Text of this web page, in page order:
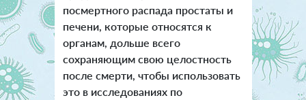
посмертного распада простаты и
печени, которые относятся к
органам, дольше всего
сохраняющим свою целостность
после смерти, чтобы использовать
это в исследованиях по